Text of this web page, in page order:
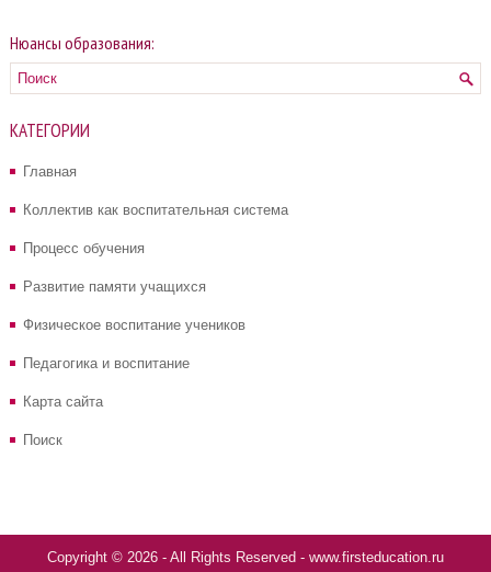
Нюансы образования:
КАТЕГОРИИ
Главная
Коллектив как воспитательная система
Процесс обучения
Развитие памяти учащихся
Физическое воспитание учеников
Педагогика и воспитание
Карта сайта
Поиск
Copyright © 2026 - All Rights Reserved - www.firsteducation.ru